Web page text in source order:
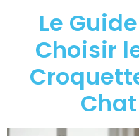
Le
Choisir